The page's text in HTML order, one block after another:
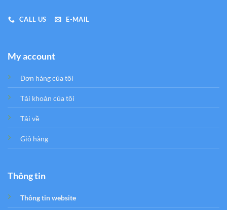
CALL US E-MAIL
My account
Đơn hàng của tôi
Tải khoản của tôi
Tải về
Giỏ hàng
Thông tin
Thông tin website